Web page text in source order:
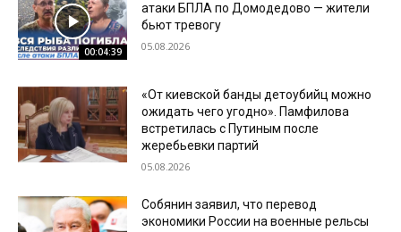
00:04:39
атаки БПЛА по Домодедово — жители
бьют тревогу
05.08.2026
«От киевской банды детоубийц можно
ожидать чего угодно». Памфилова
встретилась с Путиным после
жеребьевки партий
05.08.2026
Собянин заявил, что перевод
экономики России на военные рельсы